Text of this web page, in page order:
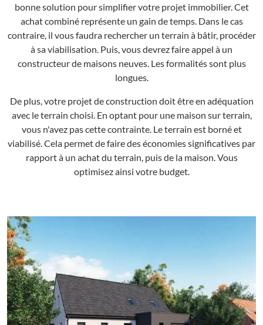
bonne solution pour simplifier votre projet immobilier. Cet
achat combiné représente un gain de temps. Dans le cas
contraire, il vous faudra rechercher un terrain à bâtir, procéder
à sa viabilisation. Puis, vous devrez faire appel à un
constructeur de maisons neuves. Les formalités sont plus
longues.
De plus, votre projet de construction doit être en adéquation
avec le terrain choisi. En optant pour une maison sur terrain,
vous n'avez pas cette contrainte. Le terrain est borné et
viabilisé. Cela permet de faire des économies significatives par
rapport à un achat du terrain, puis de la maison. Vous
optimisez ainsi votre budget.